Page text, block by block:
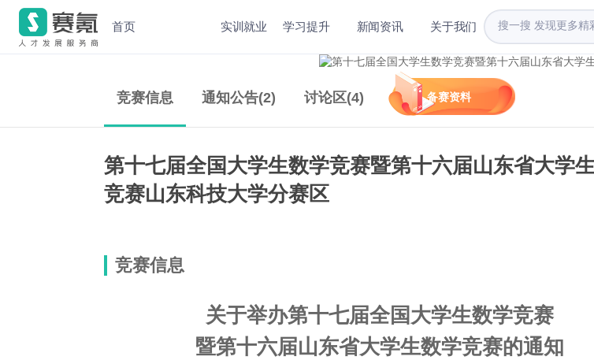
首页 实训就业 学习提升 新闻资讯 关于我们
竞赛信息 通知公告(2) 讨论区(4) 备赛资料
第十七届全国大学生数学竞赛暨第十六届山东省大学
竞赛山东科技大学分赛区
竞赛信息
关于举办第十七届全国大学生数学竞赛
暨第十六届山东省大学生数学竞赛的通知